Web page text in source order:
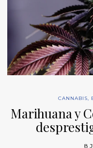
CANNABIS,
Marihuana y
8